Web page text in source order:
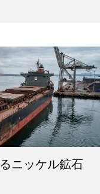
ニッケル鉱石